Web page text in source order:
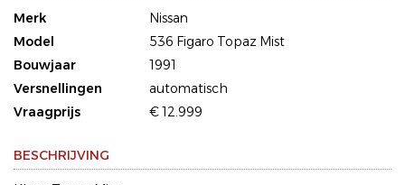
Merk
Nissan
Model
536 Figaro Topaz Mist
Bouwjaar
1991
Versnellingen
automatisch
Vraagprijs
€ 12.999
BESCHRIJVING